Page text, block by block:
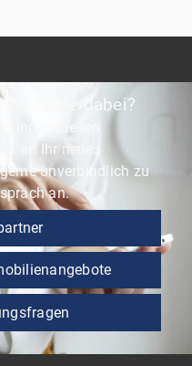
dabei?
individuellen
an Ihr neues
unverbindlich zu
an.